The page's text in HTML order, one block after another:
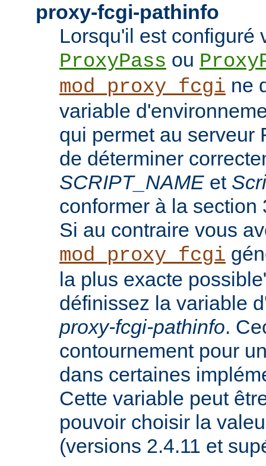
proxy-fcgi-pathinfo
Lorsqu'il est configuré
ProxyPass ou
mod_proxy_fcgi ne
variable
qui permet au serveur
de déterminer
SCRIPT_NAME et
conformer à la
Si au contraire vous
mod_proxy_fcgi
la plus exacte
définissez la variable
proxy-fcgi-pathinfo.
contournement pour
dans certaines
Cette variable peut
pouvoir choisir la
(versions 2.4.11 et